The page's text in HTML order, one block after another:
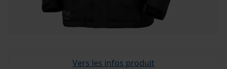
Vers les infos produit